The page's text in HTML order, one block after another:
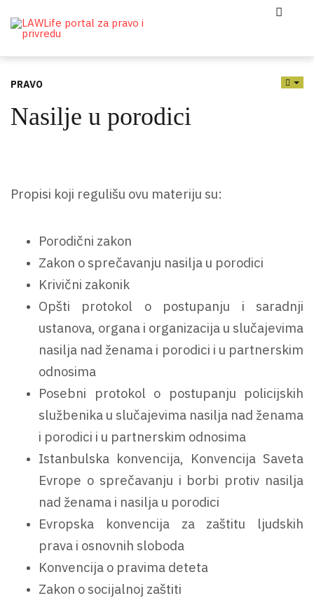
PRAVO
Nasilje u porodici
Propisi koji regulišu ovu materiju su:
Porodični zakon
Zakon o sprečavanju nasilja u porodici
Krivični zakonik
Opšti protokol o postupanju i saradnji
ustanova, organa i organizacija u slučajevima
nasilja nad ženama i porodici i u partnerskim
odnosima
Posebni protokol o postupanju policijskih
službenika u slučajevima nasilja nad ženama
i porodici i u partnerskim odnosima
Istanbulska konvencija, Konvencija Saveta
Evrope o sprečavanju i borbi protiv nasilja
nad ženama i nasilja u porodici
Evropska konvencija za zaštitu ljudskih
prava i osnovnih sloboda
Konvencija o pravima deteta
Zakon o socijalnoj zaštiti